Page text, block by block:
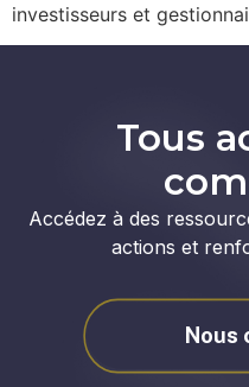
investisseurs et
Tous
Accédez à des
actions et
Nous